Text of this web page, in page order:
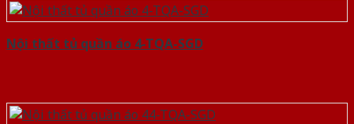
Nội thất tủ quần áo 4-TQA-SGD